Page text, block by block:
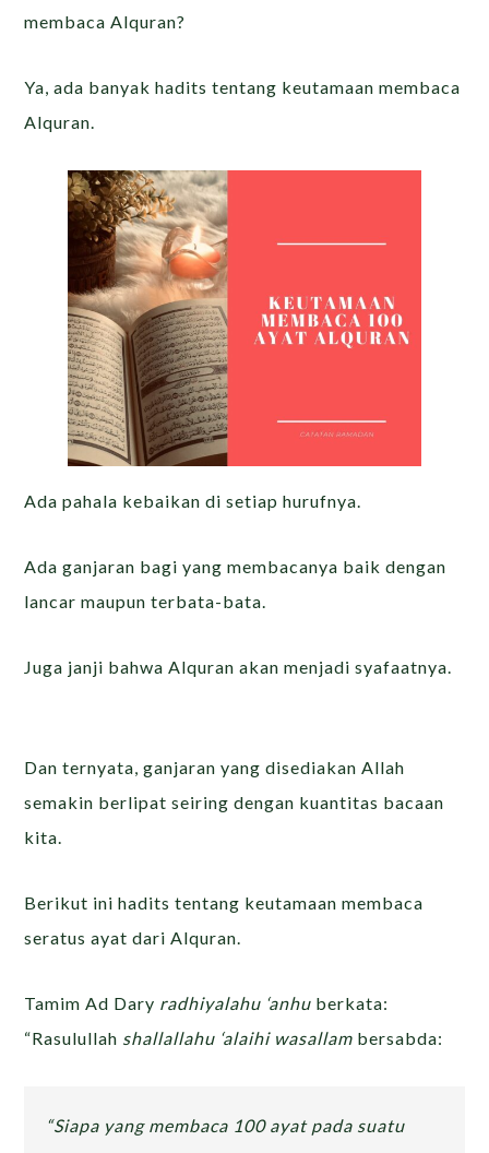
membaca Alquran?
Ya, ada banyak hadits tentang keutamaan membaca
Alquran.
Ada pahala kebaikan di setiap hurufnya.
Ada ganjaran bagi yang membacanya baik dengan
lancar maupun terbata-bata.
Juga janji bahwa Alquran akan menjadi syafaatnya.
Dan ternyata, ganjaran yang disediakan Allah
semakin berlipat seiring dengan kuantitas bacaan
kita.
Berikut ini hadits tentang keutamaan membaca
seratus ayat dari Alquran.
Tamim Ad Dary radhiyalahu ‘anhu berkata:
“Rasulullah shallallahu ‘alaihi wasallam bersabda:
“Siapa yang membaca 100 ayat pada suatu